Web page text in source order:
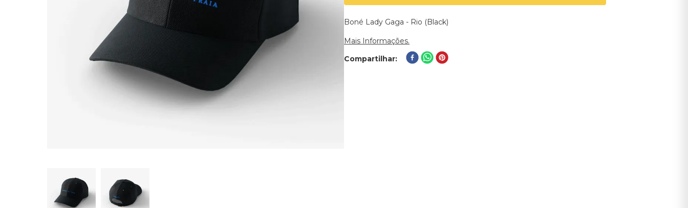
Boné Lady Gaga - Rio (Black)
Mais Informações.
Compartilhar